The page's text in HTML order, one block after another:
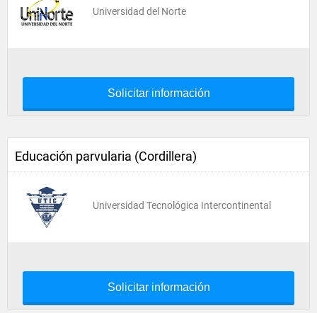
Universidad del Norte
Solicitar información
Educación parvularia (Cordillera)
Universidad Tecnológica Intercontinental
Solicitar información